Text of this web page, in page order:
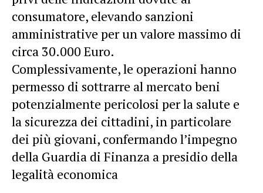
consumatore, elevando sanzioni
amministrative per un valore massimo di
circa 30.000 Euro.
Complessivamente, le operazioni hanno
permesso di sottrarre al mercato beni
potenzialmente pericolosi per la salute e
la sicurezza dei cittadini, in particolare
dei più giovani, confermando l’impegno
della Guardia di Finanza a presidio della
legalità economica